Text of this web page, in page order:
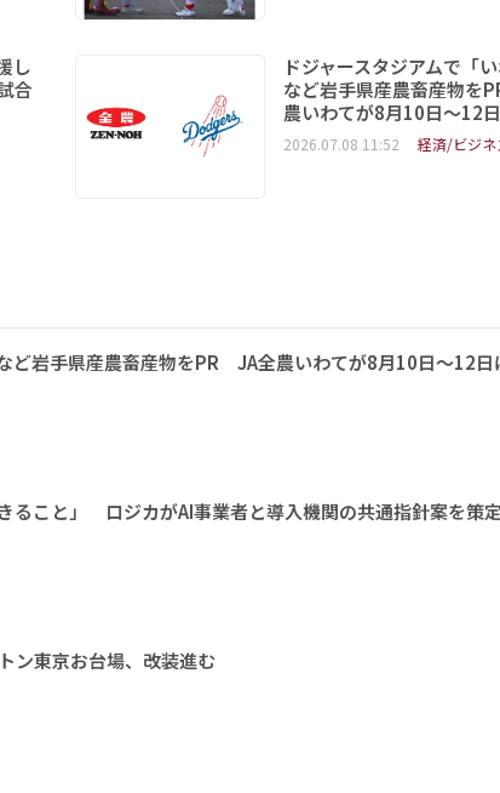
し
合
ドジャースタジアムで「い
など岩手県産農畜産物を
農いわてが8月10日～12
2026.07.08 11:52 経済/ビジネ
ど岩手県産農畜産物をPR JA全農いわてが8月10日～12日
ること」 ロジカがAI事業者と導入機関の共通指針案を策
ン東京お台場、改装進む